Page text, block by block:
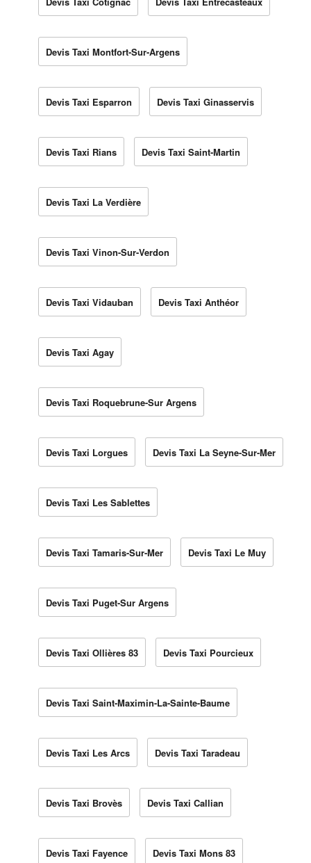
Devis Taxi Montfort-Sur-Argens
Devis Taxi Esparron Devis Taxi Ginasservis
Devis Taxi Rians Devis Taxi Saint-Martin
Devis Taxi La Verdière
Devis Taxi Vinon-Sur-Verdon
Devis Taxi Vidauban Devis Taxi Anthéor
Devis Taxi Agay
Devis Taxi Roquebrune-Sur Argens
Devis Taxi Lorgues Devis Taxi La Seyne-Sur-Mer
Devis Taxi Les Sablettes
Devis Taxi Tamaris-Sur-Mer Devis Taxi Le Muy
Devis Taxi Puget-Sur Argens
Devis Taxi Ollières 83 Devis Taxi Pourcieux
Devis Taxi Saint-Maximin-La-Sainte-Baume
Devis Taxi Les Arcs Devis Taxi Taradeau
Devis Taxi Brovès Devis Taxi Callian
Devis Taxi Fayence Devis Taxi Mons 83